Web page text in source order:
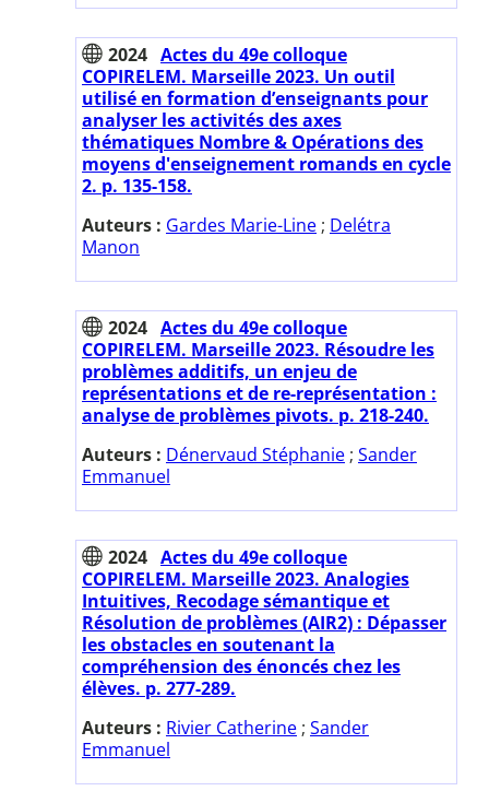
2024 Actes du 49e colloque
COPIRELEM. Marseille 2023. Un outil
utilisé en formation d’enseignants pour
analyser les activités des axes
thématiques Nombre & Opérations des
moyens d'enseignement romands en cycle
2. p. 135-158.
Auteurs : Gardes Marie-Line ; Delétra
Manon
2024 Actes du 49e colloque
COPIRELEM. Marseille 2023. Résoudre les
problèmes additifs, un enjeu de
représentations et de re-représentation :
analyse de problèmes pivots. p. 218-240.
Auteurs : Dénervaud Stéphanie ; Sander
Emmanuel
2024 Actes du 49e colloque
COPIRELEM. Marseille 2023. Analogies
Intuitives, Recodage sémantique et
Résolution de problèmes (AIR2) : Dépasser
les obstacles en soutenant la
compréhension des énoncés chez les
élèves. p. 277-289.
Auteurs : Rivier Catherine ; Sander
Emmanuel